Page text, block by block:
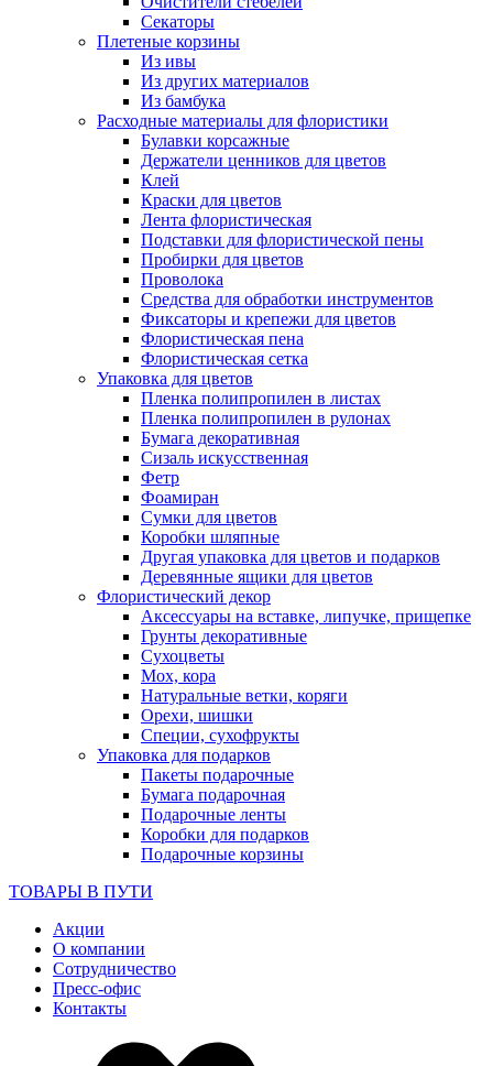
Секаторы
Плетеные корзины
Из ивы
Из других материалов
Из бамбука
Расходные материалы для флористики
Булавки корсажные
Держатели ценников для цветов
Клей
Краски для цветов
Лента флористическая
Подставки для флористической пены
Пробирки для цветов
Проволока
Средства для обработки инструментов
Фиксаторы и крепежи для цветов
Флористическая пена
Флористическая сетка
Упаковка для цветов
Пленка полипропилен в листах
Пленка полипропилен в рулонах
Бумага декоративная
Сизаль искусственная
Фетр
Фоамиран
Сумки для цветов
Коробки шляпные
Другая упаковка для цветов и подарков
Деревянные ящики для цветов
Флористический декор
Аксессуары на вставке, липучке, прищепке
Грунты декоративные
Сухоцветы
Мох, кора
Натуральные ветки, коряги
Орехи, шишки
Специи, сухофрукты
Упаковка для подарков
Пакеты подарочные
Бумага подарочная
Подарочные ленты
Коробки для подарков
Подарочные корзины
ТОВАРЫ В ПУТИ
Акции
О компании
Сотрудничество
Пресс-офис
Контакты